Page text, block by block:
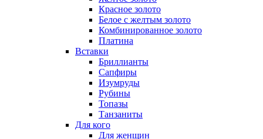
Красное золото
Белое с желтым золото
Комбинированное золото
Платина
Вставки
Бриллианты
Сапфиры
Изумруды
Рубины
Топазы
Танзаниты
Для кого
Для женщин